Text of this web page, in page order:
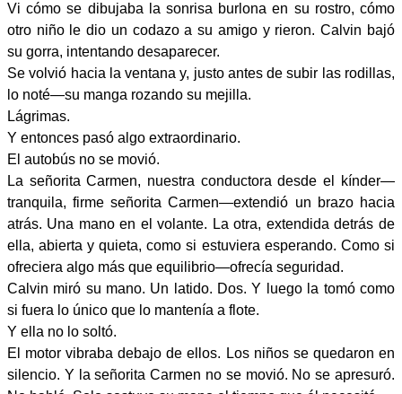
Vi cómo se dibujaba la sonrisa burlona en su rostro, cómo
otro niño le dio un codazo a su amigo y rieron. Calvin bajó
su gorra, intentando desaparecer.
Se volvió hacia la ventana y, justo antes de subir las rodillas,
lo noté—su manga rozando su mejilla.
Lágrimas.
Y entonces pasó algo extraordinario.
El autobús no se movió.
La señorita Carmen, nuestra conductora desde el kínder—
tranquila, firme señorita Carmen—extendió un brazo hacia
atrás. Una mano en el volante. La otra, extendida detrás de
ella, abierta y quieta, como si estuviera esperando. Como si
ofreciera algo más que equilibrio—ofrecía seguridad.
Calvin miró su mano. Un latido. Dos. Y luego la tomó como
si fuera lo único que lo mantenía a flote.
Y ella no lo soltó.
El motor vibraba debajo de ellos. Los niños se quedaron en
silencio. Y la señorita Carmen no se movió. No se apresuró.